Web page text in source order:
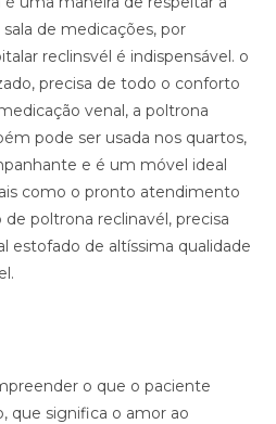
de medicações, por
reclinsvél é indispensável. o
precisa de todo o conforto
venal, a poltrona
pode ser usada nos quartos,
e é um móvel ideal
como o pronto atendimento
poltrona reclinavél, precisa
estofado de altíssima qualidade
o que o paciente
que significa o amor ao